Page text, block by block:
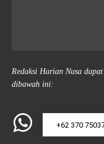
Redaksi Harian Nusa
dibawah ini:
+62 370